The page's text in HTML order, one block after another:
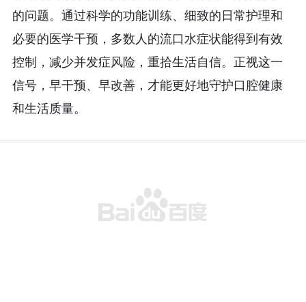
的问题。通过科学的功能训练、细致的日常护理和
必要的医学干预，多数人的流口水症状能得到有效
控制，减少并发症风险，重拾生活自信。正视这一
信号，早干预、早改善，才能更好地守护口腔健康
和生活质量。